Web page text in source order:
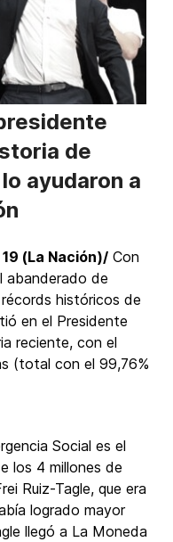
de
ayudaron a
(La Nación)/ Con
abanderado de
históricos de
en el Presidente
reciente, con el
(total con el 99,76%
Social es el
los 4 millones de
Ruiz-Tagle, que era
logrado mayor
llegó a La Moneda